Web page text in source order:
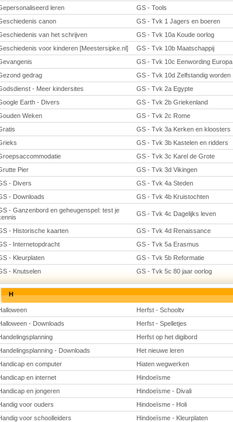
leren
GS - Tools
canon
GS - Tvk 1 Jagers en boeren
van het schrijven
GS - Tvk 10a Koude oorlog
voor kinderen [Meestersipke.nl]
GS - Tvk 10b Maatschappij
GS - Tvk 10c Eenwording Europa
gedrag
GS - Tvk 10d Zelfstandig worden
- Meer kindersites
GS - Tvk 2a Egypte
Earth - Divers
GS - Tvk 2b Griekenland
Weken
GS - Tvk 2c Rome
GS - Tvk 3a Kerken en kloosters
GS - Tvk 3b Kastelen en ridders
GS - Tvk 3c Karel de Grote
Pier
GS - Tvk 3d Vikingen
- Divers
GS - Tvk 4a Steden
- Downloads
GS - Tvk 4b Kruistochten
- Ganzenbord en geheugenspel: test je
GS - Tvk 4c Dagelijks leven
- Historische kaarten GS - Tvk 4d Renaissance
- Internetopdracht
GS - Tvk 5a Erasmus
- Kleurplaten
GS - Tvk 5b Reformatie
- Knutselen
GS - Tvk 5c 80 jaar oorlog
H
Herfst - Schooltv
- Downloads
Herfst - Spelletjes
Herfst op het digibord
- Downloads
Het nieuwe leren
en computer
Hiaten wegwerken
en internet
Hindoeïsme
en jongeren
Hindoeïsme - Divali
voor ouders
Hindoeïsme - Holi
voor schoolleiders
Hindoeïsme - Kleurplaten